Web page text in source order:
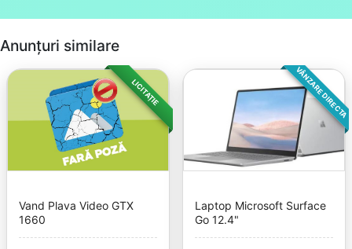
Anunțuri similare
LICITAȚIE
Vand Plava Video GTX
1660
VÂNZARE DIRECTA
Laptop Microsoft Surface
Go 12.4"